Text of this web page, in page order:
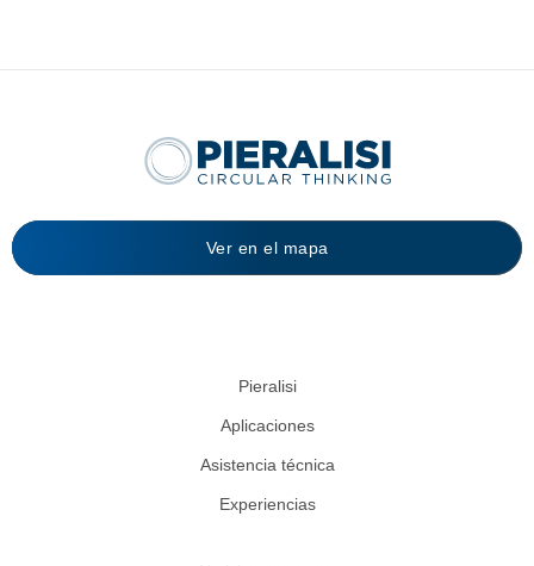
Ver en el mapa
Pieralisi
Aplicaciones
Asistencia técnica
Experiencias